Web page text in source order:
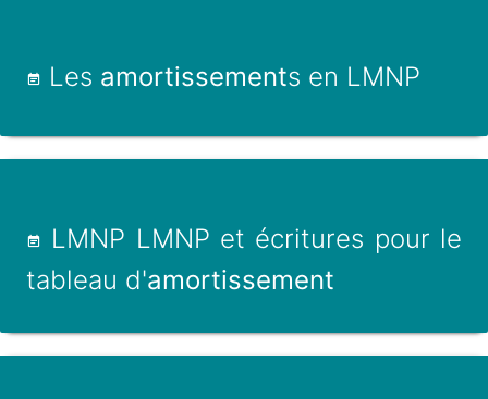
Les amortissements en LMNP
LMNP LMNP et écritures pour le
tableau d'amortissement